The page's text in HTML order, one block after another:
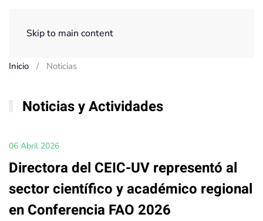
Skip to main content
Inicio Noticias
Noticias y Actividades
06 Abril 2026
Directora del CEIC-UV representó al
sector científico y académico regional
en Conferencia FAO 2026